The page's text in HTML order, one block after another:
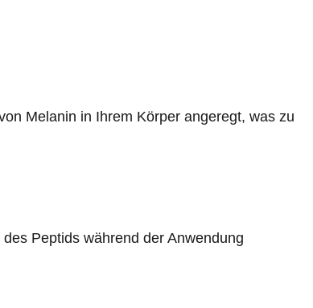
Melanin in Ihrem Körper angeregt, was zu
Peptids während der Anwendung